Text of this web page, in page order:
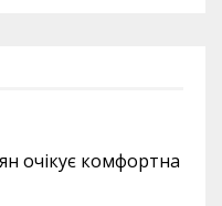
очікує комфортна